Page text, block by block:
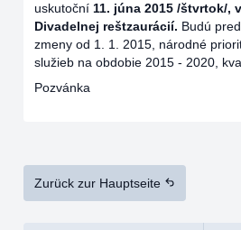
uskutoční 11. júna 2015 /štvrtok/,
Divadelnej reštzaurácií. Budú
zmeny od 1. 1. 2015, národné
služieb na obdobie 2015 - 2020,
Pozvánka
Zurück zur Hauptseite